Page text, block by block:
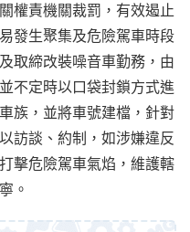
權責機關裁罰，有效遏止
發生聚集及危險駕車時段
取締改裝噪音車勤務，由
不定時以口袋封鎖方式進
族，並將車號建檔，針對
訪談、約制，如涉嫌違反
擊危險駕車氣焰，維護轄
。